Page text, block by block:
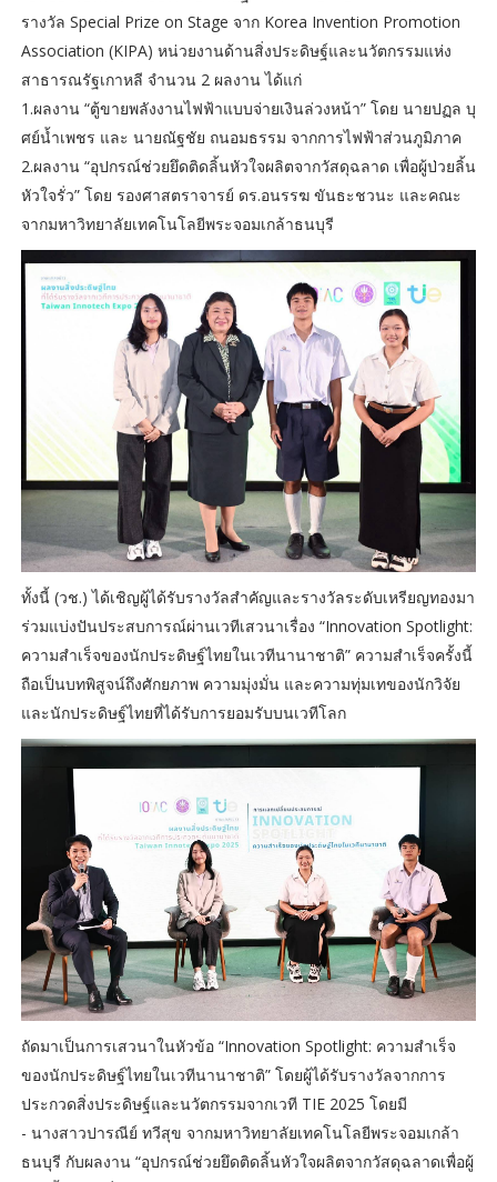
รางวัล Special Prize on Stage จาก Korea Invention Promotion
Association (KIPA) หน่วยงานด้านสิ่งประดิษฐ์และนวัตกรรมแห่ง
สาธารณรัฐเกาหลี จำนวน 2 ผลงาน ได้แก่
1.ผลงาน “ตู้ขายพลังงานไฟฟ้าแบบจ่ายเงินล่วงหน้า” โดย นายปฏล บุ
ศย์น้ำเพชร และ นายณัฐชัย ถนอมธรรม จากการไฟฟ้าส่วนภูมิภาค
2.ผลงาน “อุปกรณ์ช่วยยึดติดลิ้นหัวใจผลิตจากวัสดุฉลาด เพื่อผู้ป่วยลิ้น
หัวใจรั่ว” โดย รองศาสตราจารย์ ดร.อนรรฆ ขันธะชวนะ และคณะ
จากมหาวิทยาลัยเทคโนโลยีพระจอมเกล้าธนบุรี
ทั้งนี้ (วช.) ได้เชิญผู้ได้รับรางวัลสำคัญและรางวัลระดับเหรียญทองมา
ร่วมแบ่งปันประสบการณ์ผ่านเวทีเสวนาเรื่อง “Innovation Spotlight:
ความสำเร็จของนักประดิษฐ์ไทยในเวทีนานาชาติ” ความสำเร็จครั้งนี้
ถือเป็นบทพิสูจน์ถึงศักยภาพ ความมุ่งมั่น และความทุ่มเทของนักวิจัย
และนักประดิษฐ์ไทยที่ได้รับการยอมรับบนเวทีโลก
ถัดมาเป็นการเสวนาในหัวข้อ “Innovation Spotlight: ความสำเร็จ
ของนักประดิษฐ์ไทยในเวทีนานาชาติ” โดยผู้ได้รับรางวัลจากการ
ประกวดสิ่งประดิษฐ์และนวัตกรรมจากเวที TIE 2025 โดยมี
- นางสาวปารณีย์ ทวีสุข จากมหาวิทยาลัยเทคโนโลยีพระจอมเกล้า
ธนบุรี กับผลงาน “อุปกรณ์ช่วยยึดติดลิ้นหัวใจผลิตจากวัสดุฉลาดเพื่อผู้